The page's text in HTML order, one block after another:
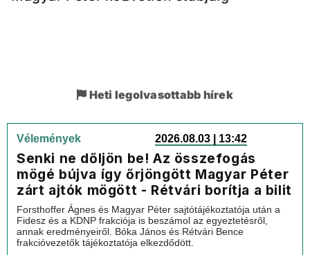
Heti legolvasottabb hírek
Vélemények 2026.08.03 | 13:42
Senki ne dőljön be! Az összefogás
mögé bújva így őrjöngött Magyar Péter
zárt ajtók mögött - Rétvári borítja a bilit
Forsthoffer Ágnes és Magyar Péter sajtótájékoztatója után a
Fidesz és a KDNP frakciója is beszámol az egyeztetésről,
annak eredményeiről. Bóka János és Rétvári Bence
frakcióvezetők tájékoztatója elkezdődött.